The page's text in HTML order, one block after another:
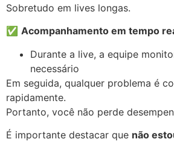
Sobretudo em lives longas.
✅ Acompanhamento em tempo
Durante a live, a equipe
necessário
Em seguida, qualquer problema é
rapidamente.
Portanto, você não perde
É importante destacar que não